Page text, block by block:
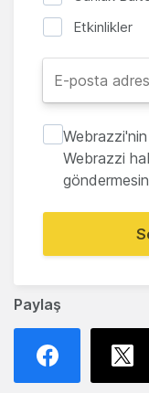
Paylaş
Etkinlikler
Webrazzi